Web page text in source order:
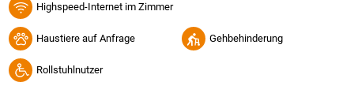
Highspeed-Internet im Zimmer
Haustiere auf Anfrage Gehbehinderung
Rollstuhlnutzer